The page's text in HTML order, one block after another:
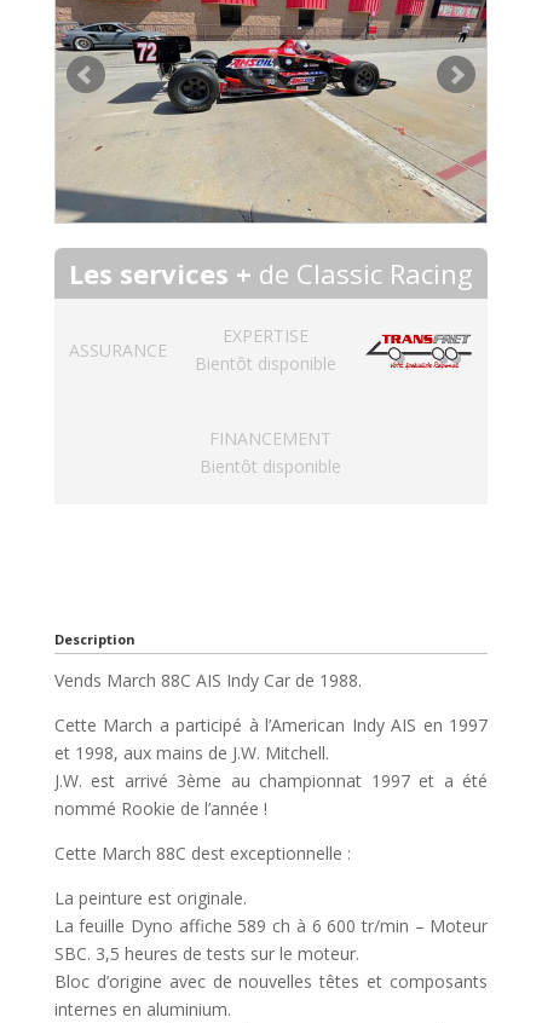
Les services + de Classic Racing
ASSURANCE
EXPERTISE
Bientôt disponible
FINANCEMENT
Bientôt disponible
Description
Vends March 88C AIS Indy Car de 1988.
Cette March a participé à l’American Indy AIS en 1997
et 1998, aux mains de J.W. Mitchell.
J.W. est arrivé 3ème au championnat 1997 et a été
nommé Rookie de l’année !
Cette March 88C dest exceptionnelle :
La peinture est originale.
La feuille Dyno affiche 589 ch à 6 600 tr/min – Moteur
SBC. 3,5 heures de tests sur le moteur.
Bloc d’origine avec de nouvelles têtes et composants
internes en aluminium.